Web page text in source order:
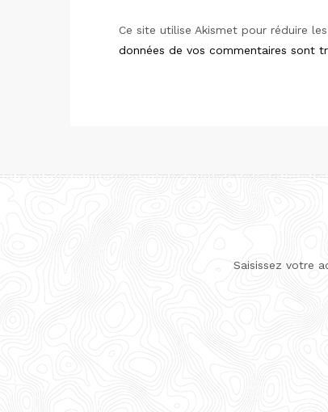
Ce site utilise Akismet pour réduire
données de vos commentaires sont
Saisissez votre